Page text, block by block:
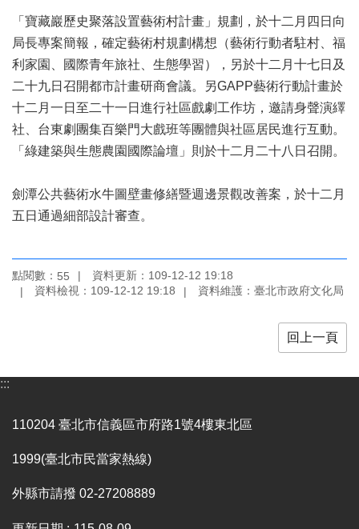
申
請
案
件
府
公
開
聯
影
頁
網
導
「寶藏巖歷史聚落設置藝術村計畫」規劃，於十二月四日向
局長專案簡報，確定藝術村規劃構想（藝術行動者駐村、福
利家園、國際青年旅社、生態學習），另於十二月十七日及
二十九日召開都市計畫研商會議。另GAPP藝術行動計畫於
十二月一日至二十一日進行社區戲劇工作坊，邀請身聲演繹
社、台東劇團集百樂門大戲班等團體與社區居民進行互動。
「綠建築與生態農園國際論壇」則於十二月二十八日召開。
劍潭公共藝術水牛圖壁畫修繕暨週邊景觀改善案，於十二月
五日通過細部設計審查。
點閱數： 55
資料更新：109-12-12 19:18
資料檢視：109-12-12 19:18
資料維護：臺北市政府文化局
回上一頁
:::
110204 臺北市信義區市府路1號4樓東北區
1999(臺北市民當家熱線)
外縣市請撥 02-27208889